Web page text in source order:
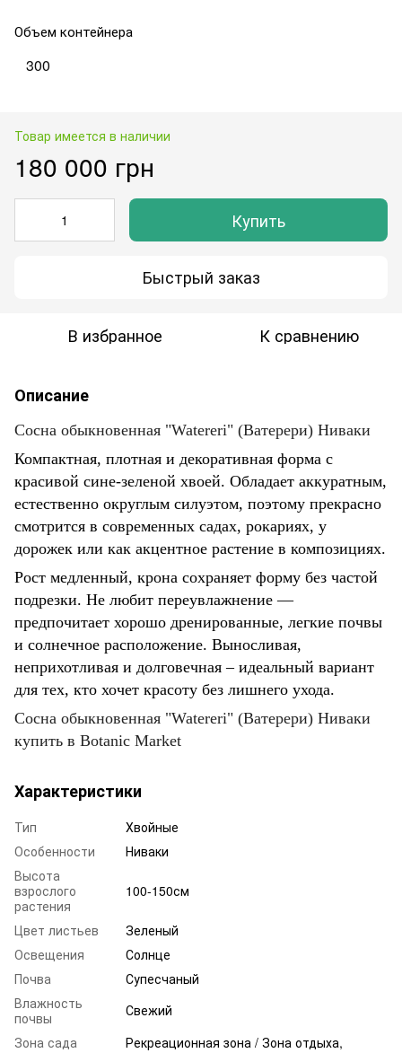
Объем контейнера
300
Товар имеется в наличии
180 000 грн
Купить
Быстрый заказ
В избранное К сравнению
Описание
Сосна обыкновенная "Watereri" (Ватерери) Ниваки
Компактная, плотная и декоративная форма с
красивой сине-зеленой хвоей. Обладает аккуратным,
естественно округлым силуэтом, поэтому прекрасно
смотрится в современных садах, рокариях, у
дорожек или как акцентное растение в композициях.
Рост медленный, крона сохраняет форму без частой
подрезки. Не любит переувлажнение —
предпочитает хорошо дренированные, легкие почвы
и солнечное расположение. Выносливая,
неприхотливая и долговечная – идеальный вариант
для тех, кто хочет красоту без лишнего ухода.
Сосна обыкновенная "Watereri" (Ватерери) Ниваки
купить в Botanic Market
Характеристики
Тип
Хвойные
Особенности
Ниваки
Высота
взрослого
растения
100-150см
Цвет листьев
Зеленый
Освещения
Солнце
Почва
Супесчаный
Влажность
почвы
Свежий
Зона сада
Рекреационная зона / Зона отдыха,